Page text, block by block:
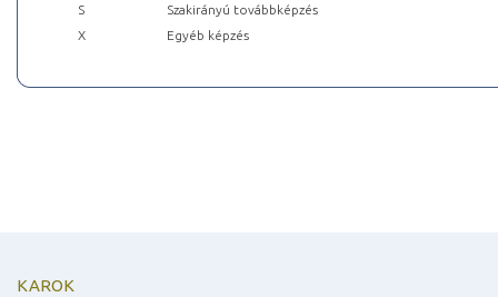
S
Szakirányú továbbképzés
X
Egyéb képzés
KAROK